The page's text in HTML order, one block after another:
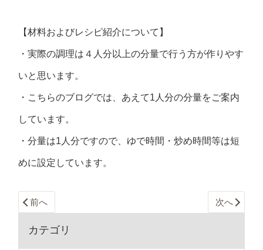
【材料およびレシピ紹介について】
・実際の調理は４人分以上の分量で行う方が作りやす
いと思います。
・こちらのブログでは、あえて1人分の分量をご案内
しています。
・分量は1人分ですので、ゆで時間・炒め時間等は短
めに設定しています。
前へ 次へ
カテゴリ